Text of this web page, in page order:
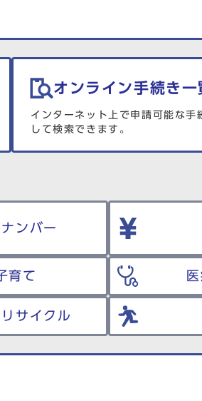
オンライン手続き一
インターネット上で申請可能な手
して検索できます。
ンバー
育て
サイクル